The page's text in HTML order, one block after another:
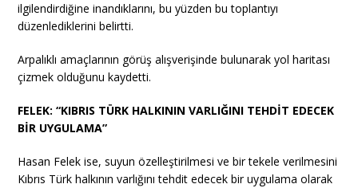
ilgilendirdiğine inandıklarını, bu yüzden bu toplantıyı
düzenlediklerini belirtti.
Arpalıklı amaçlarının görüş alışverişinde bulunarak yol haritası
çizmek olduğunu kaydetti.
FELEK: “KIBRIS TÜRK HALKININ VARLIĞINI TEHDİT EDECEK
BİR UYGULAMA”
Hasan Felek ise, suyun özelleştirilmesi ve bir tekele verilmesini
Kıbrıs Türk halkının varlığını tehdit edecek bir uygulama olarak